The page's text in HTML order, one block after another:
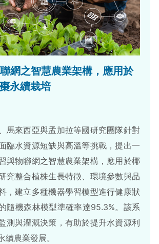
網之智慧農業架構，應用於
永續栽培
馬來西亞與孟加拉等國研究團隊針對
臨水資源短缺與高溫等挑戰，提出一
與物聯網之智慧農業架構，應用於椰
究整合植株生長特徵、環境參數與品
，建立多種機器學習模型進行健康狀
隨機森林模型準確率達95.3%。該系
測與灌溉決策，有助於提升水資源利
續農業發展。